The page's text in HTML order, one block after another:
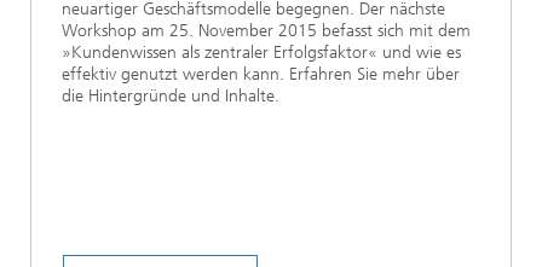
neuartiger Geschäftsmodelle begegnen. Der nächste
Workshop am 25. November 2015 befasst sich mit dem
»Kundenwissen als zentraler Erfolgsfaktor« und wie es
effektiv genutzt werden kann. Erfahren Sie mehr über
die Hintergründe und Inhalte.